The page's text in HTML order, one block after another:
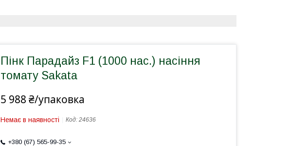
Пінк Парадайз F1 (1000 нас.) насіння
томату Sakata
5 988 ₴/упаковка
Немає в наявності Код: 24636
+380 (67) 565-99-35